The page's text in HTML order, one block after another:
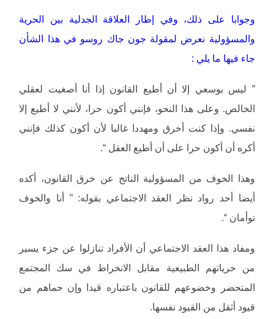
وجوابا على ذلك، وفي إطار العلاقة الجدلية بين الحرية
والمسؤولية نعرض لمقولة جون جاك روسو في هذا الشأن
جاء فيها ما يلي :
” ليس بوسعي إلا أن أطيع القانون إذا أنا أصغيت لعقلي
الخالص. وعلى هذا النحو، فإنني أكون حرا، لأنني لا أطيع إلا
نفسي. وإذا كنت أخرق ومهددا غالبا لأن أكون كذلك فإنني
أكره أن أكون حرا على أن أطيع العقل “.
وهذا الخوف من المسؤولية الناتج عن خرق القانون، أكده
أيضا أحد رواد نظر العقد الاجتماعي بقوله: ” أنا والخوف
توأمان “.
ومفاد هذا العقد الاجتماعي أن الأفراد تنازلوا عن جزء يسير
من حرياتهم الطبيعية مقابل الانخراط في سك المجتمع
المتحضر وخضوعهم للقانون باعتباره قيدا وإن حماهم من
قيود أثقل من القيود نفسها.